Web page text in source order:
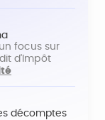
focus sur
d'Impôt
décomptes